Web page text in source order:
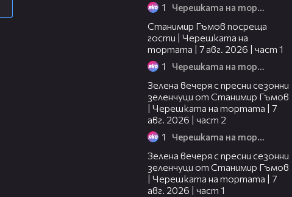
1 Черешката на тортата
Станимир Гъмов посреща
гости | Черешката на
тортата | 7 авг. 2026 | част 1
1 Черешката на тортата
Зелена вечеря с пресни сезонни
зеленчуци от Станимир Гъмов
| Черешката на тортата | 7
авг. 2026 | част 2
1 Черешката на тортата
Зелена вечеря с пресни сезонни
зеленчуци от Станимир Гъмов
| Черешката на тортата | 7
авг. 2026 | част 1